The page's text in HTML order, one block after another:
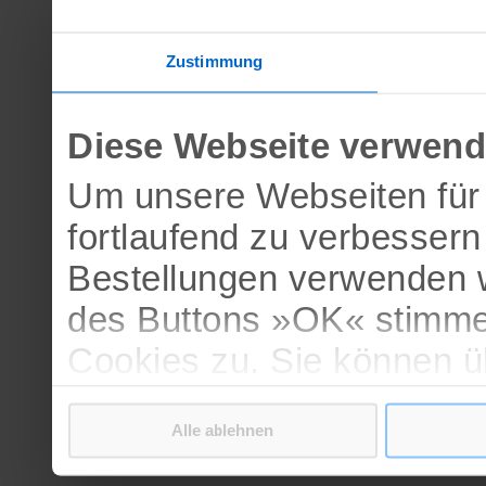
Zustimmung
Diese Webseite
Um unsere Webseiten
fortlaufend zu
Bestellungen
des Buttons »OK«
Cookies zu. Sie können
verschiedenen Cookies
bestätigen.
Alle ablehnen